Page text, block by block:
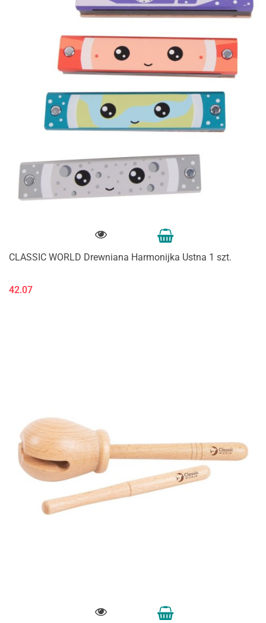
CLASSIC WORLD Drewniana Harmonijka Ustna 1 szt.
42.07